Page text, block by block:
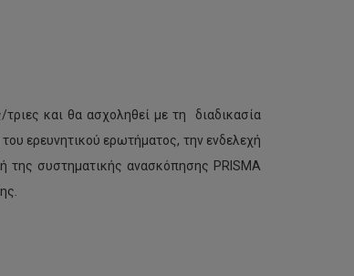
και θα ασχοληθεί με τη διαδικασία
ερευνητικού ερωτήματος, την ενδελεχή
της συστηματικής ανασκόπησης PRISMA